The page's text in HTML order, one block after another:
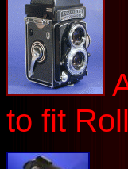
to fit